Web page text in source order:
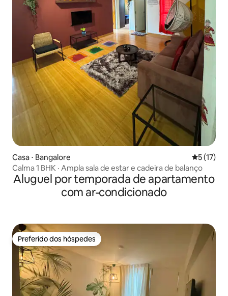
Casa ⋅ Bangalore 5 de uma
5 (17)
Calma 1 BHK · Ampla sala de estar e cadeira de balanço
Aluguel por temporada de apartamento
com ar-condicionado
Preferido dos hóspedes
Preferido dos hóspedes